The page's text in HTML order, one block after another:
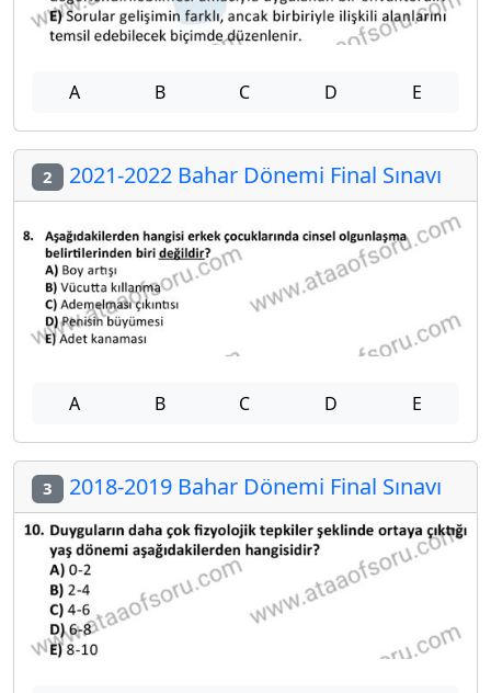
A B C D E
2 2021-2022 Bahar Dönemi Final Sınavı
A B C D E
3 2018-2019 Bahar Dönemi Final Sınavı